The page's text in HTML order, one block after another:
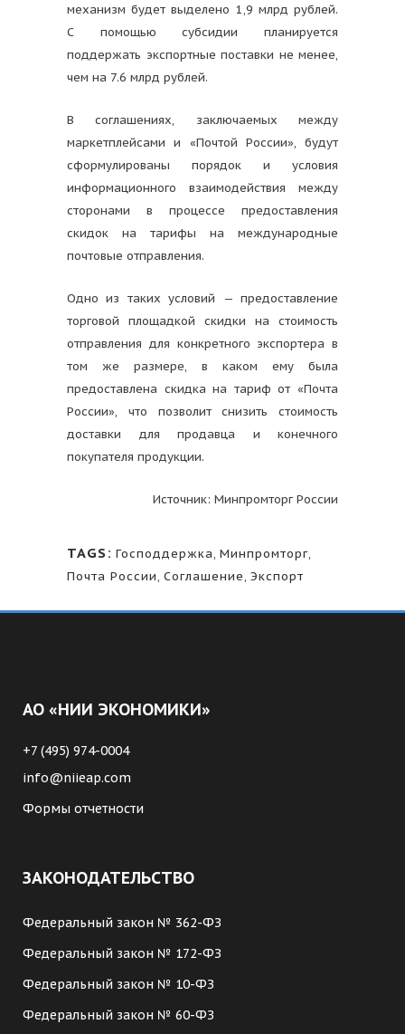
механизм будет выделено 1,9 млрд рублей.
С помощью субсидии планируется
поддержать экспортные поставки не менее,
чем на 7.6 млрд рублей.
В соглашениях, заключаемых между
маркетплейсами и «Почтой России», будут
сформулированы порядок и условия
информационного взаимодействия между
сторонами в процессе предоставления
скидок на тарифы на международные
почтовые отправления.
Одно из таких условий — предоставление
торговой площадкой скидки на стоимость
отправления для конкретного экспортера в
том же размере, в каком ему была
предоставлена скидка на тариф от «Почта
России», что позволит снизить стоимость
доставки для продавца и конечного
покупателя продукции.
Источник: Минпромторг России
TAGS: Господдержка, Минпромторг,
Почта России, Соглашение, Экспорт
АО «НИИ ЭКОНОМИКИ»
+7 (495) 974-0004
info@niieap.com
Формы отчетности
ЗАКОНОДАТЕЛЬСТВО
Федеральный закон № 362-ФЗ
Федеральный закон № 172-ФЗ
Федеральный закон № 10-ФЗ
Федеральный закон № 60-ФЗ